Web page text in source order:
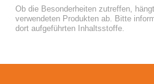
Ob die Besonderheiten zutreffen,
verwendeten Produkten ab. Bitte
dort aufgeführten Inhaltsstoffe.